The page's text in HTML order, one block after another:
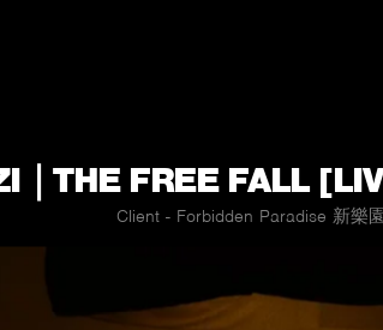
｜THE FREE FALL
Client - Forbidden Paradise 新樂